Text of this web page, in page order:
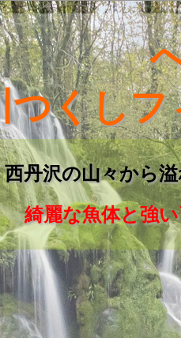
くしフ
西丹沢の山々から
綺麗な魚体と強